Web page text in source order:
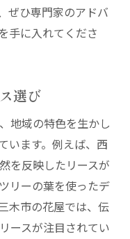
ぜひ専門家のアドバ
手に入れてくださ
選び
地域の特色を生かし
います。例えば、西
を反映したリースが
リーの葉を使ったデ
木市の花屋では、伝
ースが注目されてい